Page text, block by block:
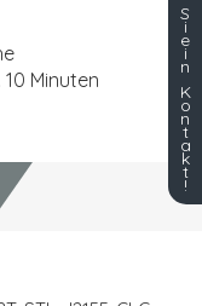
Minuten
S
i
e
i
n
K
o
n
t
a
k
t
!